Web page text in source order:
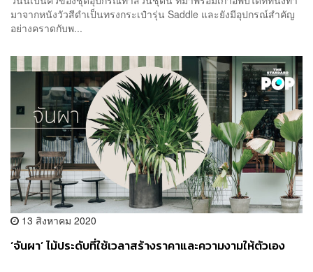
มาจากหนังวัวสีดำเป็นทรงกระเป๋ารุ่น Saddle และยังมีอุปกรณ์สำคัญ
อย่างคราดกับพ...
13 สิงหาคม 2020
‘จันผา’ ไม้ประดับที่ใช้เวลาสร้างราคาและความงามให้ตัวเอง